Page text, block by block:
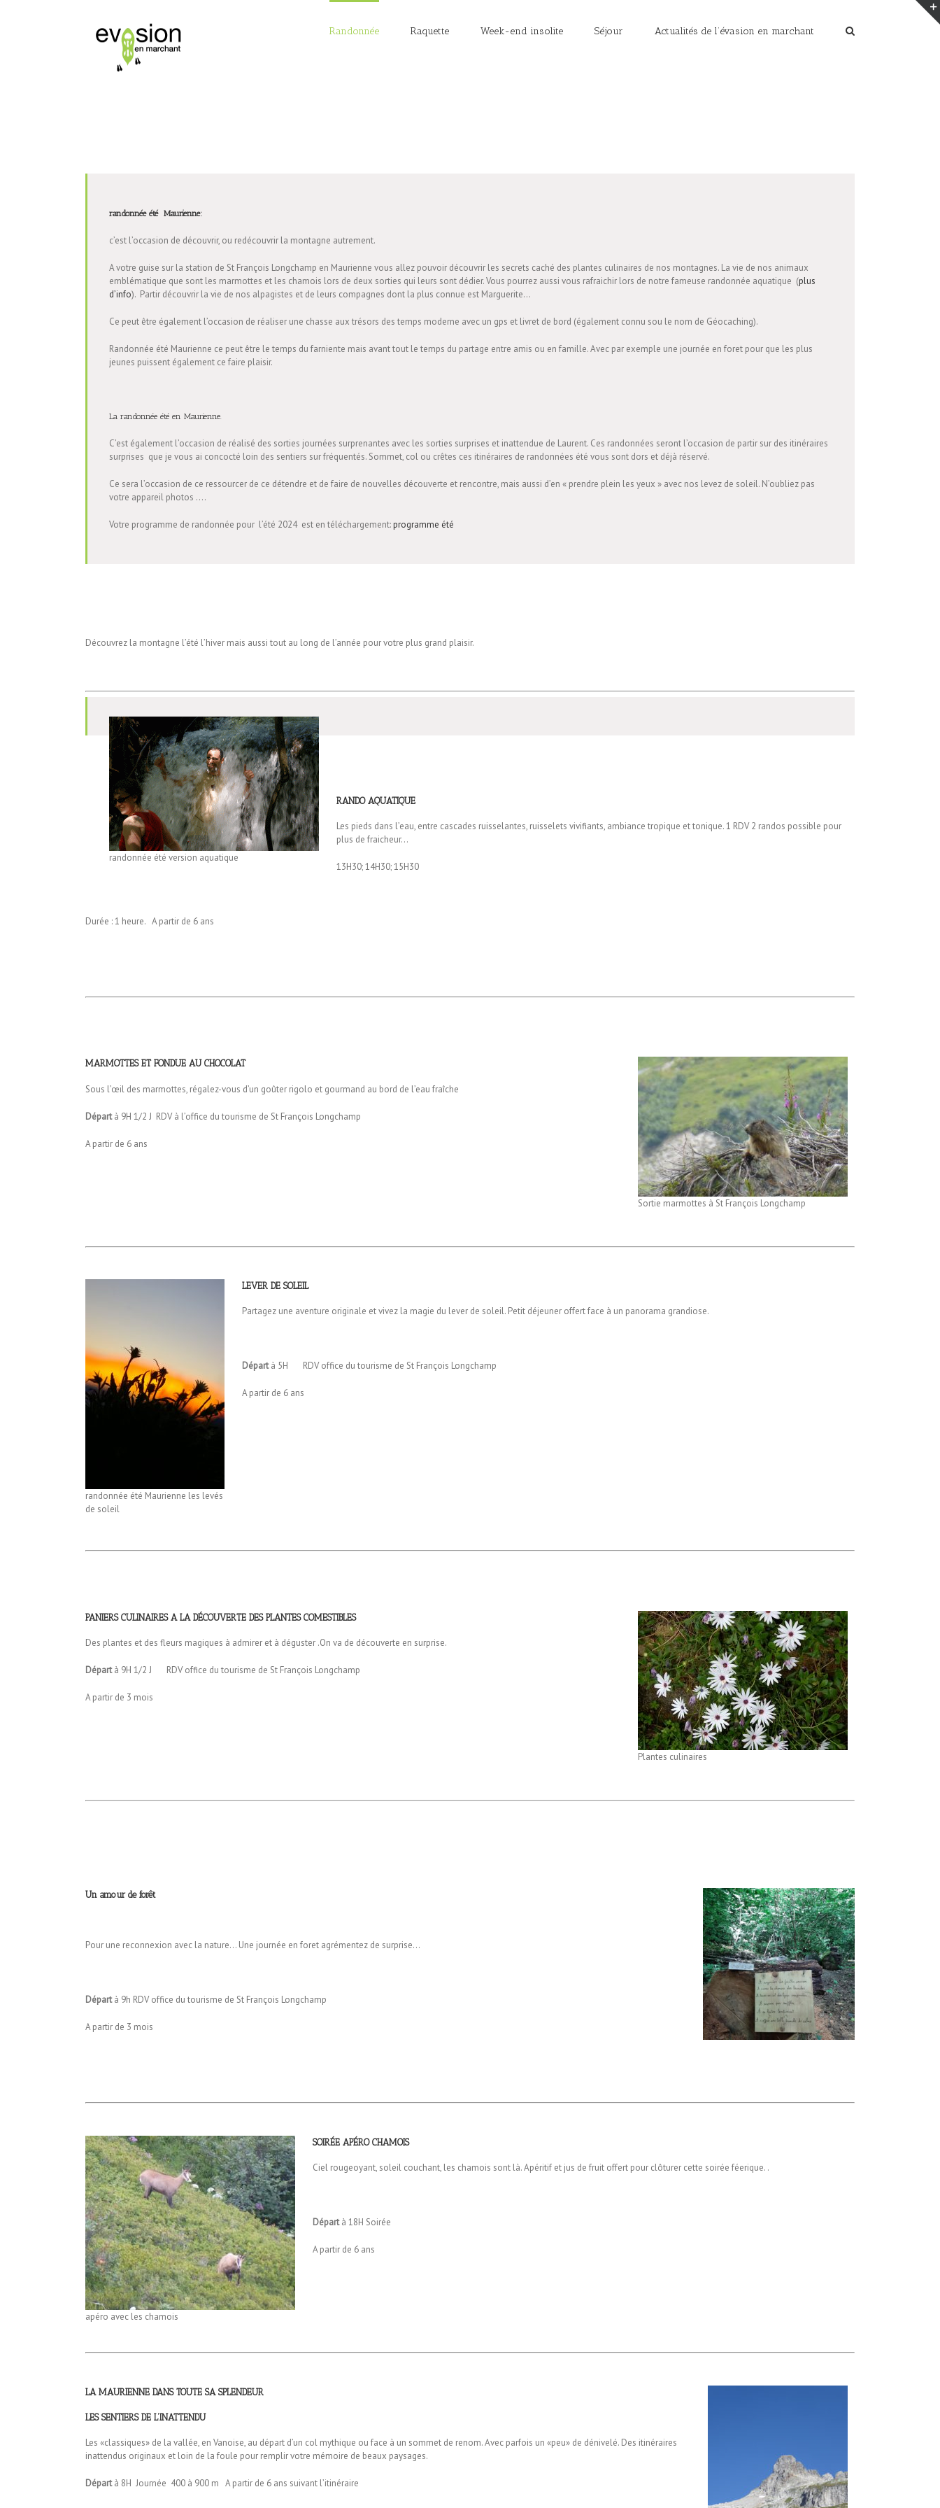
Randonnée Raquette Week-end insolite Séjour Actualités de l’évasion en marchant
randonnée été Maurienne:
c’est l’occasion de découvrir, ou redécouvrir la montagne autrement.
A votre guise sur la station de St François Longchamp en Maurienne vous allez pouvoir découvrir les secrets caché des plantes culinaires de nos montagnes. La vie de nos animaux
emblématique que sont les marmottes et les chamois lors de deux sorties qui leurs sont dédier. Vous pourrez aussi vous rafraichir lors de notre fameuse randonnée aquatique (plus
d’info). Partir découvrir la vie de nos alpagistes et de leurs compagnes dont la plus connue est Marguerite…
Ce peut être également l’occasion de réaliser une chasse aux trésors des temps moderne avec un gps et livret de bord (également connu sou le nom de Géocaching).
Randonnée été Maurienne ce peut être le temps du farniente mais avant tout le temps du partage entre amis ou en famille. Avec par exemple une journée en foret pour que les plus
jeunes puissent également ce faire plaisir.
La randonnée été en Maurienne.
C’est également l’occasion de réalisé des sorties journées surprenantes avec les sorties surprises et inattendue de Laurent. Ces randonnées seront l’occasion de partir sur des itinéraires
surprises que je vous ai concocté loin des sentiers sur fréquentés. Sommet, col ou crêtes ces itinéraires de randonnées été vous sont dors et déjà réservé.
Ce sera l’occasion de ce ressourcer de ce détendre et de faire de nouvelles découverte et rencontre, mais aussi d’en « prendre plein les yeux » avec nos levez de soleil. N’oubliez pas
votre appareil photos ….
Votre programme de randonnée pour l’été 2024 est en téléchargement:programme été
Découvrez la montagne l’été l’hiver mais aussi tout au long de l’année pour votre plus grand plaisir.
randonnée été version aquatique
RANDO AQUATIQUE
Les pieds dans l’eau, entre cascades ruisselantes, ruisselets vivifiants, ambiance tropique et tonique. 1 RDV 2 randos possible pour
plus de fraicheur…
13H30; 14H30; 15H30
Durée : 1 heure. A partir de 6 ans
Sortie marmottes à St François Longchamp
MARMOTTES ET FONDUE AU CHOCOLAT
Sous l’œil des marmottes, régalez-vous d’un goûter rigolo et gourmand au bord de l’eau fraîche
Départà 9H 1/2 J RDV à l’office du tourisme de St François Longchamp
A partir de 6 ans
randonnée été Maurienne les levés
de soleil
LEVER DE SOLEIL
Partagez une aventure originale et vivez la magie du lever de soleil. Petit déjeuner offert face à un panorama grandiose.
Départà 5H RDV office du tourisme de St François Longchamp
A partir de 6 ans
Plantes culinaires
PANIERS CULINAIRES A LA DÉCOUVERTE DES PLANTES COMESTIBLES
Des plantes et des fleurs magiques à admirer et à déguster .On va de découverte en surprise.
Départà 9H 1/2 J RDV office du tourisme de St François Longchamp
A partir de 3 mois
Un amour de forêt
Pour une reconnexion avec la nature… Une journée en foret agrémentez de surprise…
Départà 9h RDV office du tourisme de St François Longchamp
A partir de 3 mois
apéro avec les chamois
SOIRÉE APÉRO CHAMOIS
Ciel rougeoyant, soleil couchant, les chamois sont là. Apéritif et jus de fruit offert pour clôturer cette soirée féerique. .
Départà 18H Soirée
A partir de 6 ans
LA MAURIENNE DANS TOUTE SA SPLENDEUR
LES SENTIERS DE L’INATTENDU
Les «classiques» de la vallée, en Vanoise, au départ d’un col mythique ou face à un sommet de renom. Avec parfois un «peu» de dénivelé. Des itinéraires
inattendus originaux et loin de la foule pour remplir votre mémoire de beaux paysages.
Départà 8H Journée 400 à 900 m A partir de 6 ans suivant l’itinéraire